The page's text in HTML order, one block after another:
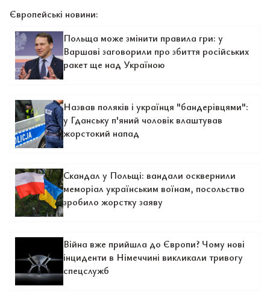
Європейські новини:
Польща може змінити правила гри: у
Варшаві заговорили про збиття російських
ракет ще над Україною
Назвав поляків і українця "бандерівцями":
у Гданську п'яний чоловік влаштував
жорстокий напад
Скандал у Польщі: вандали осквернили
меморіал українським воїнам, посольство
зробило жорстку заяву
Війна вже прийшла до Європи? Чому нові
інциденти в Німеччині викликали тривогу
спецслужб